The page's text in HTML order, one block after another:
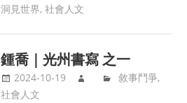
洞見世界,社會人文
鍾喬｜光州書寫 之一
2024-10-19 敘事鬥爭,
社會人文